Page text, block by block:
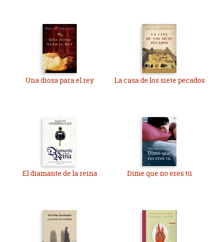
Una diosa para el rey La casa de los siete pecados
El diamante de la reina Dime que no eres tú